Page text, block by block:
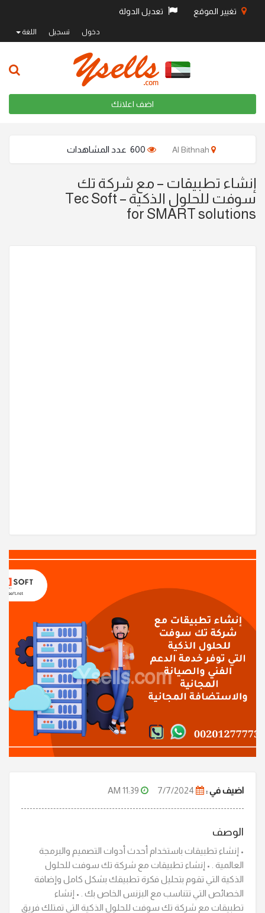
تغيير الموقع تعديل الدولة
دخول تسجيل اللغة
اضف اعلانك
إنشاء تطبيقات – مع شركة تك
سوفت للحلول الذكية – Tec Soft
for SMART solutions
Ysells.com
اضيف في :
الوصف
• إنشاء تطبيقات باستخدام أحدث أدوات التصميم والبرمجة
العالمية . • إنشاء تطبيقات مع شركة تك سوفت للحلول
الذكية التي تقوم بتحليل فكرة تطبيقك بشكل كامل وإضافة
الخصائص التي تتناسب مع البزنس الخاص بك . • إنشاء
تطبيقات مع شركة تك سوفت للحلول الذكية التي تمتلك فريق